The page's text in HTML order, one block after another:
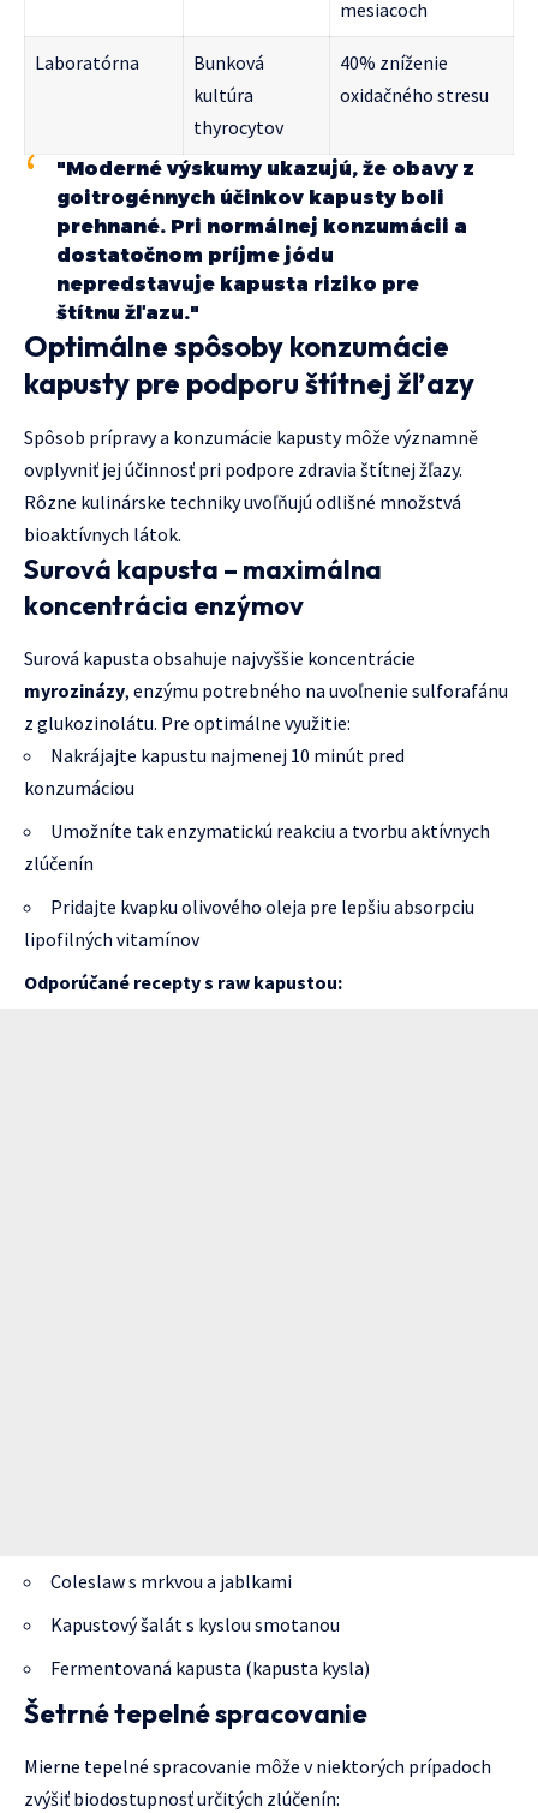
mesiacoch
Laboratórna
Bunková
kultúra
thyrocytov
40% zníženie
oxidačného stresu
"Moderné výskumy ukazujú, že obavy z
goitrogénnych účinkov kapusty boli
prehnané. Pri normálnej konzumácii a
dostatočnom príjme jódu
nepredstavuje kapusta riziko pre
štítnu žľazu."
Optimálne spôsoby konzumácie
kapusty pre podporu štítnej žľazy
Spôsob prípravy a konzumácie kapusty môže významně
ovplyvniť jej účinnosť pri podpore zdravia štítnej žľazy.
Rôzne kulinárske techniky uvoľňujú odlišné množstvá
bioaktívnych látok.
Surová kapusta – maximálna
koncentrácia enzýmov
Surová kapusta obsahuje najvyššie koncentrácie
myrozinázy, enzýmu potrebného na uvoľnenie sulforafánu
z glukozinolátu. Pre optimálne využitie:
Nakrájajte kapustu najmenej 10 minút pred
konzumáciou
Umožníte tak enzymatickú reakciu a tvorbu aktívnych
zlúčenín
Pridajte kvapku olivového oleja pre lepšiu absorpciu
lipofilných vitamínov
Odporúčané recepty s raw kapustou:
Coleslaw s mrkvou a jablkami
Kapustový šalát s kyslou smotanou
Fermentovaná kapusta (kapusta kysla)
Šetrné tepelné spracovanie
Mierne tepelné spracovanie môže v niektorých prípadoch
zvýšiť biodostupnosť určitých zlúčenín: